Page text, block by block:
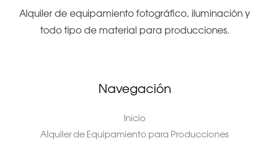
Alquiler de equipamiento fotográfico, iluminación y
todo tipo de material para producciones.
Navegación
Inicio
Alquiler de Equipamiento para Producciones